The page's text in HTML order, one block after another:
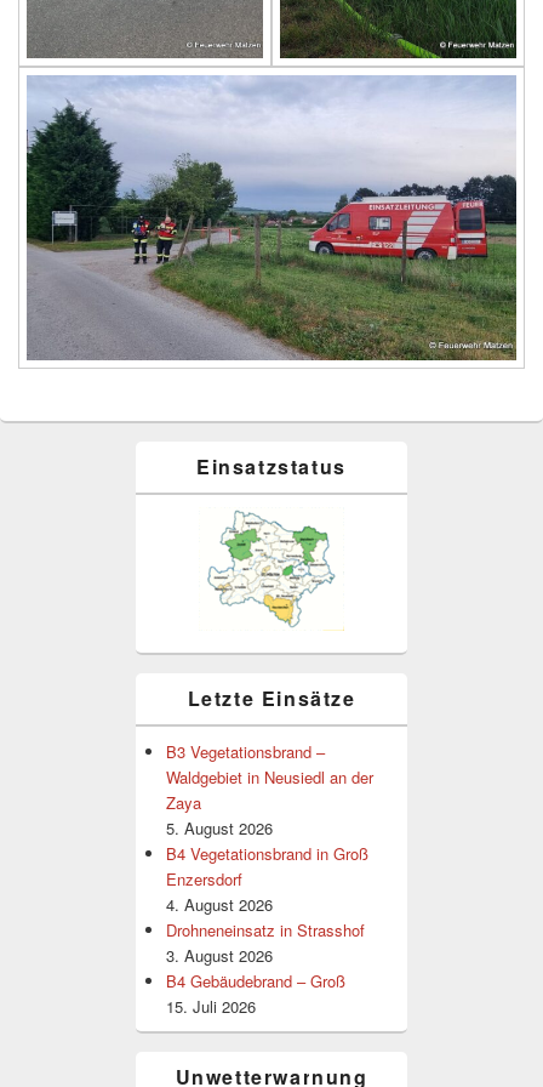
Seitenleisten
Widget-
Einsatzstatus
Letzte Einsätze
B3 Vegetationsbrand –
Waldgebiet in Neusiedl an der
Zaya
5. August 2026
B4 Vegetationsbrand in Groß
Enzersdorf
4. August 2026
Drohneneinsatz in Strasshof
3. August 2026
B4 Gebäudebrand – Groß
15. Juli 2026
Unwetterwarnung